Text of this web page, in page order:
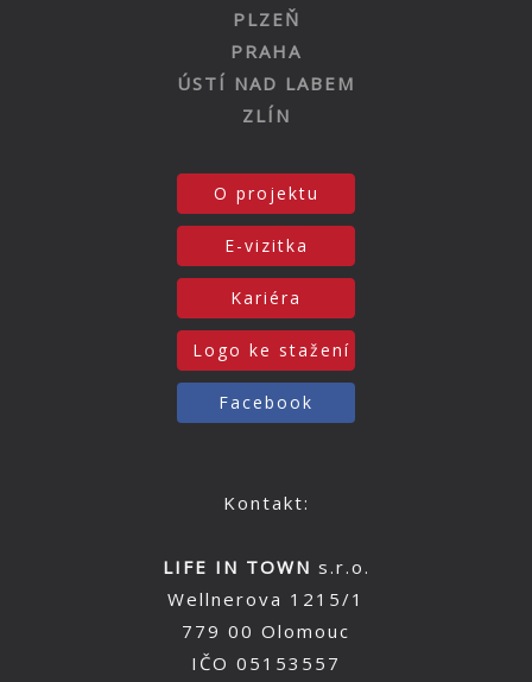
PLZEŇ
PRAHA
ÚSTÍ NAD LABEM
ZLÍN
O projektu
E-vizitka
Kariéra
Logo ke stažení
Facebook
Kontakt:
LIFE IN TOWN s.r.o.
Wellnerova 1215/1
779 00 Olomouc
IČO 05153557